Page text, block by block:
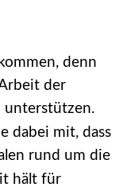
denn
der
unterstützen.
dabei mit, dass
rund um die
hält für